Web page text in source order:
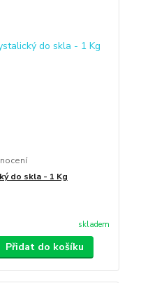
do skla - 1 Kg
skladem
Přidat do košíku